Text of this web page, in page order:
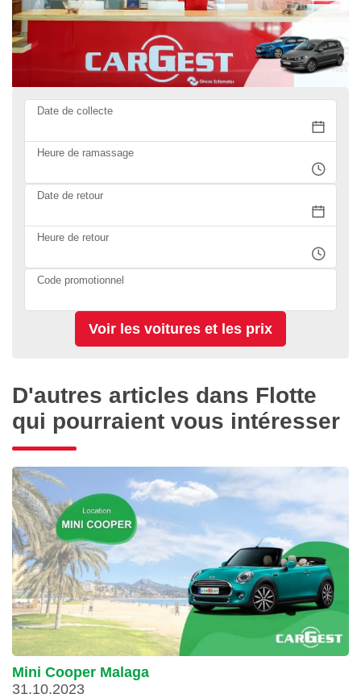
Date de collecte
Heure de ramassage
Date de retour
Heure de retour
Code promotionnel
D'autres articles dans Flotte
qui pourraient vous intéresser
Mini Cooper Malaga
31.10.2023